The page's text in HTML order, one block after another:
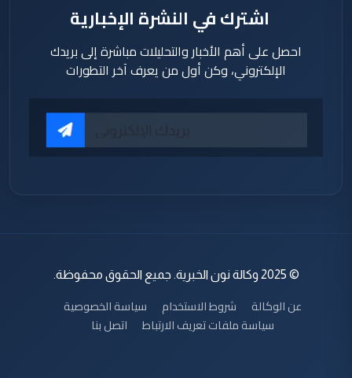
اشترك في النشرة الإخبارية
احصل على أهم الأخبار والتحليلات مباشرة إلى بريدك
الإلكتروني، وكن أول من يعرف آخر التطورات
© 2025 وكالة نون الخبرية. جميع الحقوق محفوظة.
عن الوكالة شروط الاستخدام
سياسة الخصوصية
سياسة ملفات تعريف الارتباط
اتصل بنا